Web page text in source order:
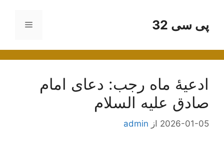
محتواپی سی 32 فهرست
ادعیۀ ماه رجب: دعای امام
صادق علیه السلام
2026-01-05 از admin